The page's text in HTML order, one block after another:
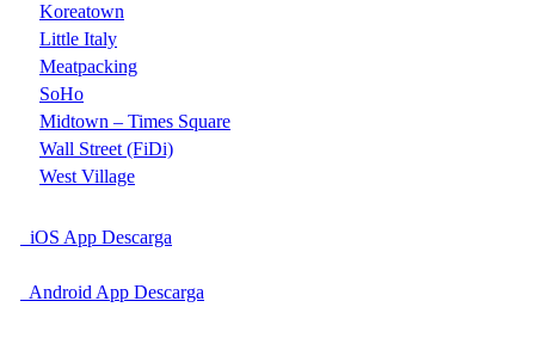
Koreatown
Little Italy
Meatpacking
SoHo
Midtown – Times Square
Wall Street (FiDi)
West Village
iOS App Descarga
Android App Descarga